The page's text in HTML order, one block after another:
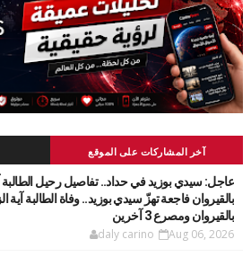
آخر المشاركات على الموقع
عاجل: سيدي بوزيد في حداد.. تفاصيل رحيل
بالقيروان فاجعة تهزّ سيدي بوزيد.. وفاة الطالبة
بالقيروان ومصرع 3 آخرين
daly carino Aug 06, 2026